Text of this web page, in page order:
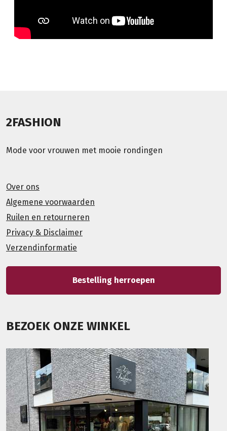
2FASHION
Mode voor vrouwen met mooie rondingen
Over ons
Algemene voorwaarden
Ruilen en retourneren
Privacy & Disclaimer
Verzendinformatie
Bestelling herroepen
BEZOEK ONZE WINKEL